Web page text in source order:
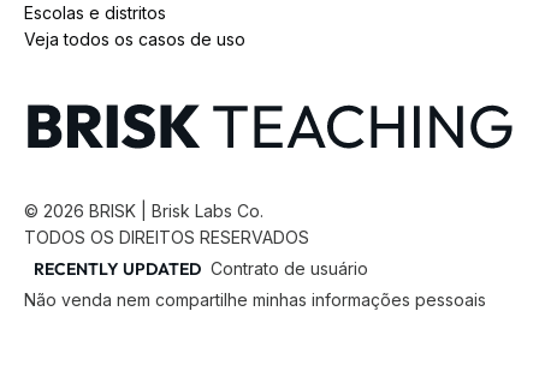
Escolas e distritos
Veja todos os casos de uso
© 2026 BRISK | Brisk Labs Co.
TODOS OS DIREITOS RESERVADOS
RECENTLY UPDATED Contrato de usuário
Não venda nem compartilhe minhas informações pessoais